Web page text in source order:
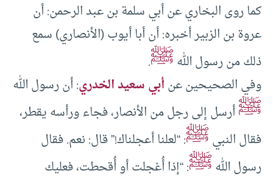
كما روى البخاري عن أبي سلمة بن عبد الرحمن: أن
عروة بن الزبير أخبره: أن أبا أيوب (الأنصاري) سمع
ذلك من رسول اللهﷺ.
وفي الصحيحين عنأبي سعيد الخدري: أن رسول الله
ﷺأرسل إلى رجل من الأنصار، فجاء ورأسه يقطر،
فقال النبيﷺ: “لعلنا أعجلناك!” قال: نعم. فقال
رسول اللهﷺ: “إذا أُعْجلت أو أُقحطت، فعليك